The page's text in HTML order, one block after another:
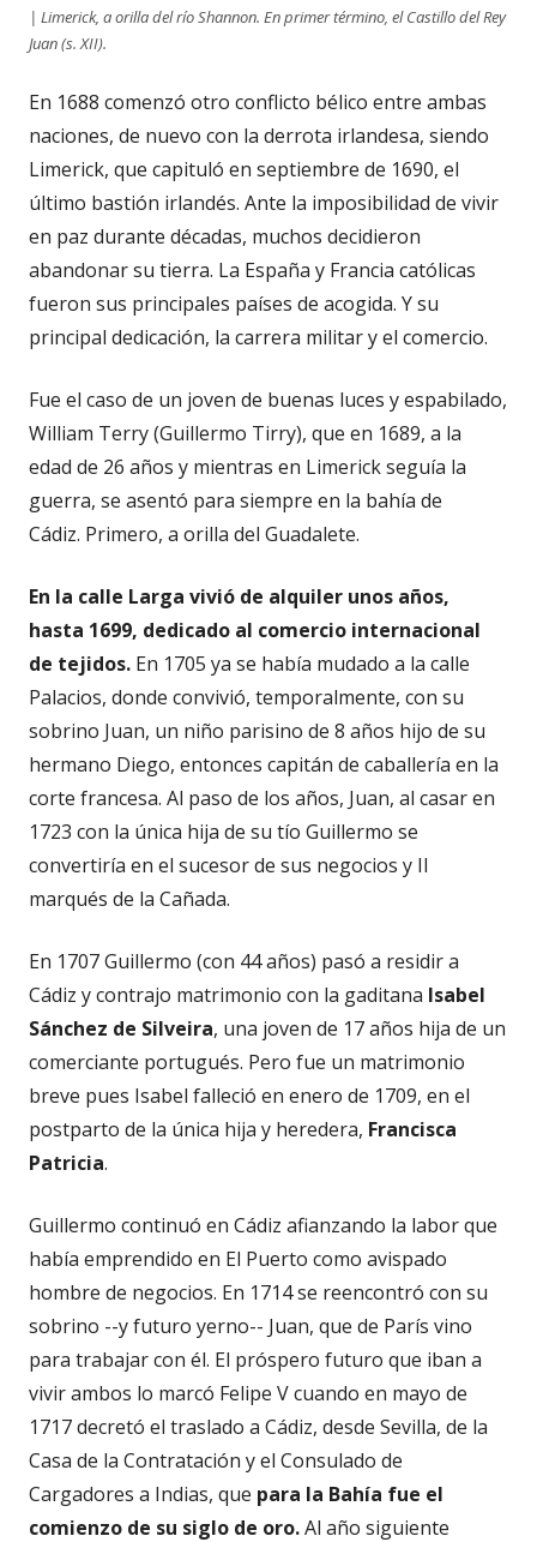
| Limerick, a orilla del río Shannon. En primer término, el Castillo del Rey
Juan (s. XII).
En 1688 comenzó otro conflicto bélico entre ambas
naciones, de nuevo con la derrota irlandesa, siendo
Limerick, que capituló en septiembre de 1690, el
último bastión irlandés. Ante la imposibilidad de vivir
en paz durante décadas, muchos decidieron
abandonar su tierra. La España y Francia católicas
fueron sus principales países de acogida. Y su
principal dedicación, la carrera militar y el comercio.
Fue el caso de un joven de buenas luces y espabilado,
William Terry (Guillermo Tirry), que en 1689, a la
edad de 26 años y mientras en Limerick seguía la
guerra, se asentó para siempre en la bahía de
Cádiz. Primero, a orilla del Guadalete.
En la calle Larga vivió de alquiler unos años,
hasta 1699, dedicado al comercio internacional
de tejidos. En 1705 ya se había mudado a la calle
Palacios, donde convivió, temporalmente, con su
sobrino Juan, un niño parisino de 8 años hijo de su
hermano Diego, entonces capitán de caballería en la
corte francesa. Al paso de los años, Juan, al casar en
1723 con la única hija de su tío Guillermo se
convertiría en el sucesor de sus negocios y II
marqués de la Cañada.
En 1707 Guillermo (con 44 años) pasó a residir a
Cádiz y contrajo matrimonio con la gaditana Isabel
Sánchez de Silveira, una joven de 17 años hija de un
comerciante portugués. Pero fue un matrimonio
breve pues Isabel falleció en enero de 1709, en el
postparto de la única hija y heredera, Francisca
Patricia.
Guillermo continuó en Cádiz afianzando la labor que
había emprendido en El Puerto como avispado
hombre de negocios. En 1714 se reencontró con su
sobrino --y futuro yerno-- Juan, que de París vino
para trabajar con él. El próspero futuro que iban a
vivir ambos lo marcó Felipe V cuando en mayo de
1717 decretó el traslado a Cádiz, desde Sevilla, de la
Casa de la Contratación y el Consulado de
Cargadores a Indias, que para la Bahía fue el
comienzo de su siglo de oro.Al año siguiente